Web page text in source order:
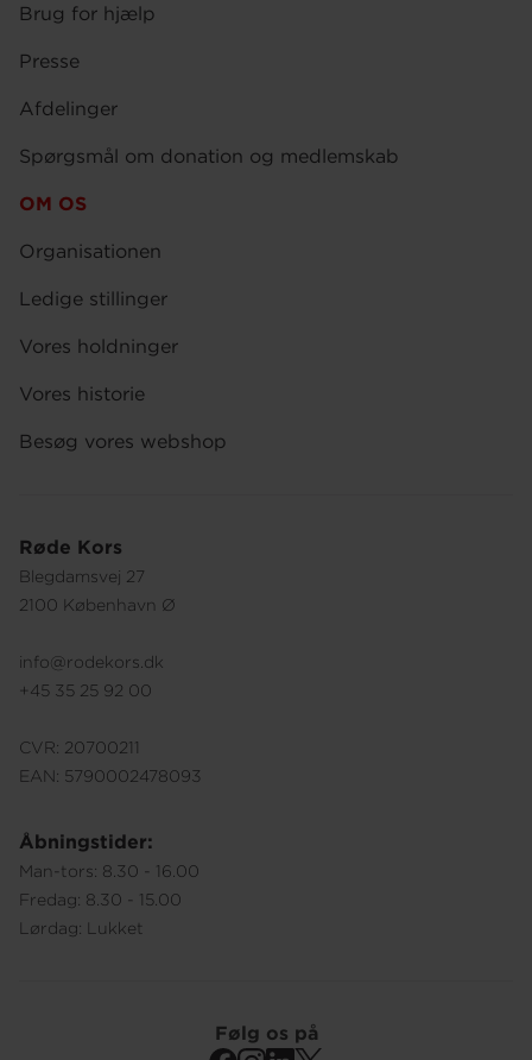
Røde Kors
Blegdamsvej 27
2100 København Ø
info@rodekors.dk
+45 35 25 92 00
CVR: 20700211
EAN: 5790002478093
Åbningstider:
Man-tors: 8.30 - 16.00
Fredag: 8.30 - 15.00
Lørdag: Lukket
Brug for hjælp
Presse
Afdelinger
Spørgsmål om donation og medlemskab
OM OS
Organisationen
Ledige stillinger
Vores holdninger
Vores historie
Besøg vores webshop
Følg os på